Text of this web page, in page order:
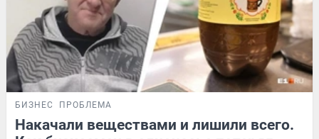
БИЗНЕС ПРОБЛЕМА
Накачали веществами и лишили всего.